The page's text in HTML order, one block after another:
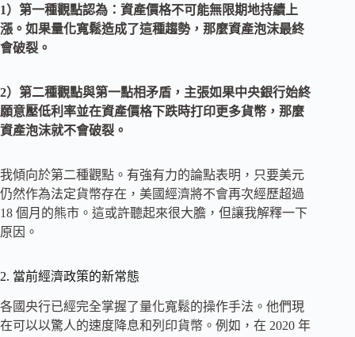
1）第一種觀點認為：資產價格不可能無限期地持續上
漲。如果量化寬鬆造成了這種趨勢，那麼資產泡沫最終
會破裂。
2）第二種觀點與第一點相矛盾，主張如果中央銀行始終
願意壓低利率並在資產價格下跌時打印更多貨幣，那麼
資產泡沫就不會破裂。
我傾向於第二種觀點。有強有力的論點表明，只要美元
仍然作為法定貨幣存在，美國經濟將不會再次經歷超過
18 個月的熊市。這或許聽起來很大膽，但讓我解釋一下
原因。
2. 當前經濟政策的新常態
各國央行已經完全掌握了量化寬鬆的操作手法。他們現
在可以以驚人的速度降息和列印貨幣。例如，在 2020 年